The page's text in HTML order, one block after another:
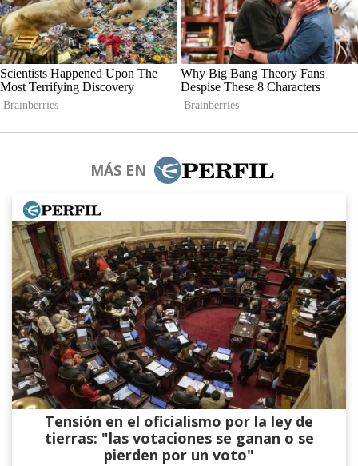
MÁS EN
Tensión en el oficialismo por la ley de
tierras: "las votaciones se ganan o se
pierden por un voto"